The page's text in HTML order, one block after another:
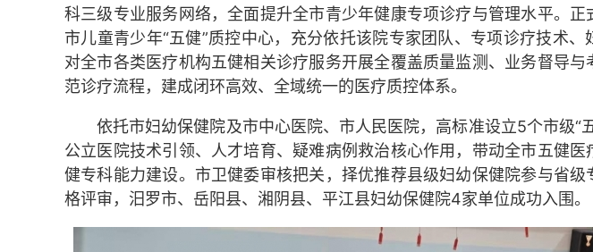
科三级专业服务网络，全面提升全市青少年健康专项诊疗与管理水平。
市儿童青少年“五健”质控中心，充分依托该院专家团队、专项诊疗技术、
对全市各类医疗机构五健相关诊疗服务开展全覆盖质量监测、业务督导
范诊疗流程，建成闭环高效、全域统一的医疗质控体系。
依托市妇幼保健院及市中心医院、市人民医院，高标准设立5个市级“
公立医院技术引领、人才培育、疑难病例救治核心作用，带动全市五健
健专科能力建设。市卫健委审核把关，择优推荐县级妇幼保健院参与省
格评审，汨罗市、岳阳县、湘阴县、平江县妇幼保健院4家单位成功入围。